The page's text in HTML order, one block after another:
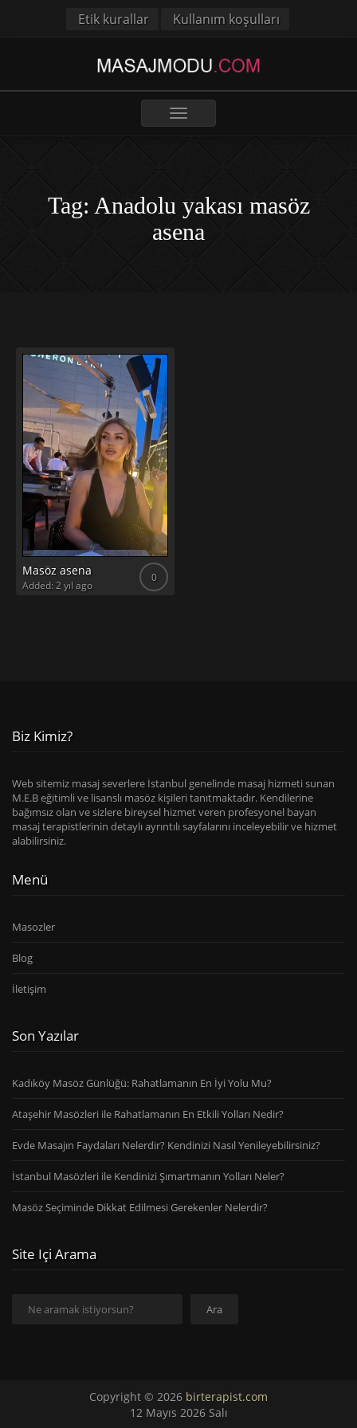
Etik kurallar Kullanım koşulları
Toggle
navigation
Tag: Anadolu yakası masöz
asena
Masöz asena 0
Added: 2 yıl ago
Biz Kimiz?
Web sitemiz masaj severlere İstanbul genelinde masaj hizmeti sunan
M.E.B eğitimli ve lisanslı masöz kişileri tanıtmaktadır. Kendilerine
bağımsız olan ve sizlere bireysel hizmet veren profesyonel bayan
masaj terapistlerinin detaylı ayrıntılı sayfalarını inceleyebilir ve hizmet
alabilirsiniz.
Menü
Masozler
Blog
İletişim
Son Yazılar
Kadıköy Masöz Günlüğü: Rahatlamanın En İyi Yolu Mu?
Ataşehir Masözleri ile Rahatlamanın En Etkili Yolları Nedir?
Evde Masajın Faydaları Nelerdir? Kendinizi Nasıl Yenileyebilirsiniz?
İstanbul Masözleri ile Kendinizi Şımartmanın Yolları Neler?
Masöz Seçiminde Dikkat Edilmesi Gerekenler Nelerdir?
Site Içi Arama
Ara
Copyright © 2026 birterapist.com
12 Mayıs 2026 Salı